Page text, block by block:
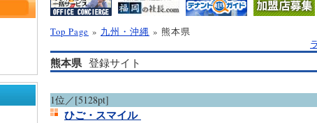
Top Page » 九州・沖縄 » 熊本県
熊本県登録サイト
1位／[5128pt]
ひご・スマイル